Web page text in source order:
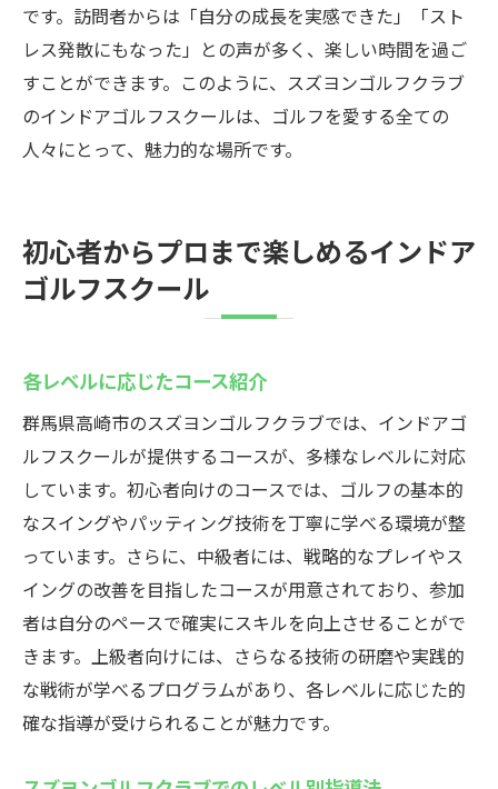
です。訪問者からは「自分の成長を実感できた」「スト
レス発散にもなった」との声が多く、楽しい時間を過ご
すことができます。このように、スズヨンゴルフクラブ
のインドアゴルフスクールは、ゴルフを愛する全ての
人々にとって、魅力的な場所です。
初心者からプロまで楽しめるインドア
ゴルフスクール
各レベルに応じたコース紹介
群馬県高崎市のスズヨンゴルフクラブでは、インドアゴ
ルフスクールが提供するコースが、多様なレベルに対応
しています。初心者向けのコースでは、ゴルフの基本的
なスイングやパッティング技術を丁寧に学べる環境が整
っています。さらに、中級者には、戦略的なプレイやス
イングの改善を目指したコースが用意されており、参加
者は自分のペースで確実にスキルを向上させることがで
きます。上級者向けには、さらなる技術の研磨や実践的
な戦術が学べるプログラムがあり、各レベルに応じた的
確な指導が受けられることが魅力です。